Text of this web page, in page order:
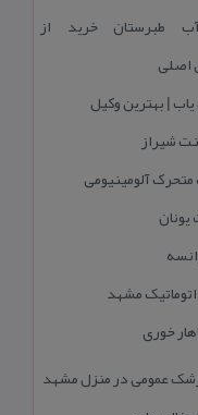
طبرستان خرید از
اصلی
| بهترین وکیل
شیراز
آلومینیومی
یونان
مشهد
خوری
عمومی در منزل مشهد